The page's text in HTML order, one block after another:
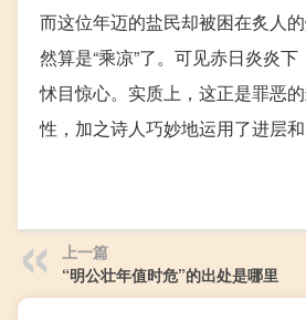
而这位年迈的盐民却被困在炙人
然算是“乘凉”了。可见赤日炎炎
怵目惊心。实质上，这正是罪恶
性，加之诗人巧妙地运用了进层
上一篇
“明公壮年值时危”的出处是哪里